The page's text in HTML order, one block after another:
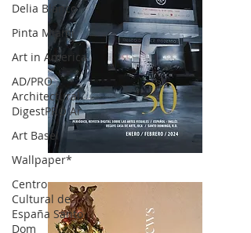
Delia Blanco
Pinta Miami
Art in America
AD/PRO
Architectural
DigestPRO Ar
Art Basel
Wallpaper*
Centro
Cultural de
España Santo
Dom
OCA|News 30 /Enero-Febrero / 2024